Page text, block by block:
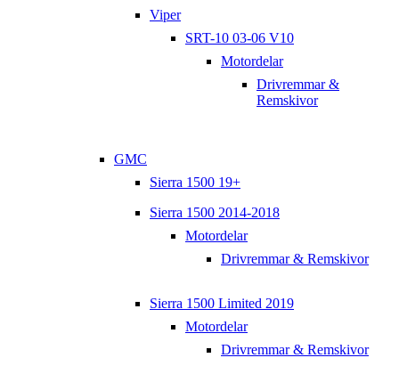
Viper
SRT-10 03-06 V10
Motordelar
Drivremmar &
Remskivor
GMC
Sierra 1500 19+
Sierra 1500 2014-2018
Motordelar
Drivremmar & Remskivor
Sierra 1500 Limited 2019
Motordelar
Drivremmar & Remskivor